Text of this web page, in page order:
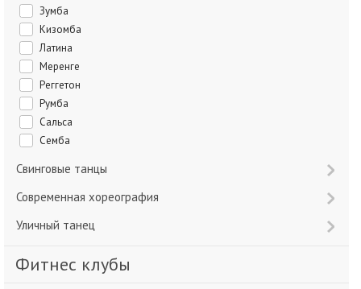
Зумба
Кизомба
Латина
Меренге
Реггетон
Румба
Сальса
Семба
Свинговые танцы
Современная хореография
Уличный танец
Фитнес клубы